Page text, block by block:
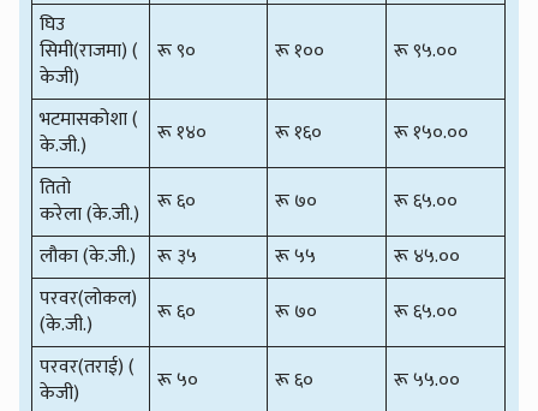
घिउ
सिमी(राजमा) (
केजी)
रू ९० रू १०० रू ९५.००
भटमासकोशा (
के.जी.)
रू १४० रू १६०
रू १५०.००
तितो
करेला (के.जी.) रू ६० रू ७०
रू ६५.००
लौका (के.जी.)
रू ३५ रू ५५
रू ४५.००
परवर(लोकल)
(के.जी.)
रू ६० रू ७०
रू ६५.००
परवर(तराई) (
केजी)
रू ५० रू ६०
रू ५५.००